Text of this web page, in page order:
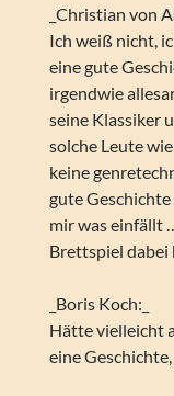
_Christian von
Ich weiß nicht,
eine gute
irgendwie
seine Klassiker
solche Leute
keine
gute
mir was einfällt
Brettspiel dabei
_Boris Koch:_
Hätte vielleicht
eine